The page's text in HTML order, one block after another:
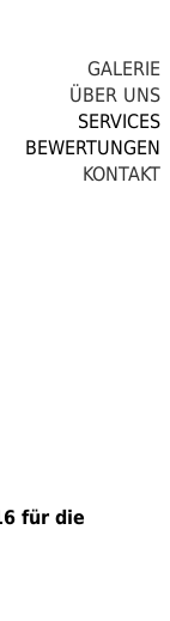
GALERIE
ÜBER UNS
SERVICES
BEWERTUNGEN
KONTAKT
für die